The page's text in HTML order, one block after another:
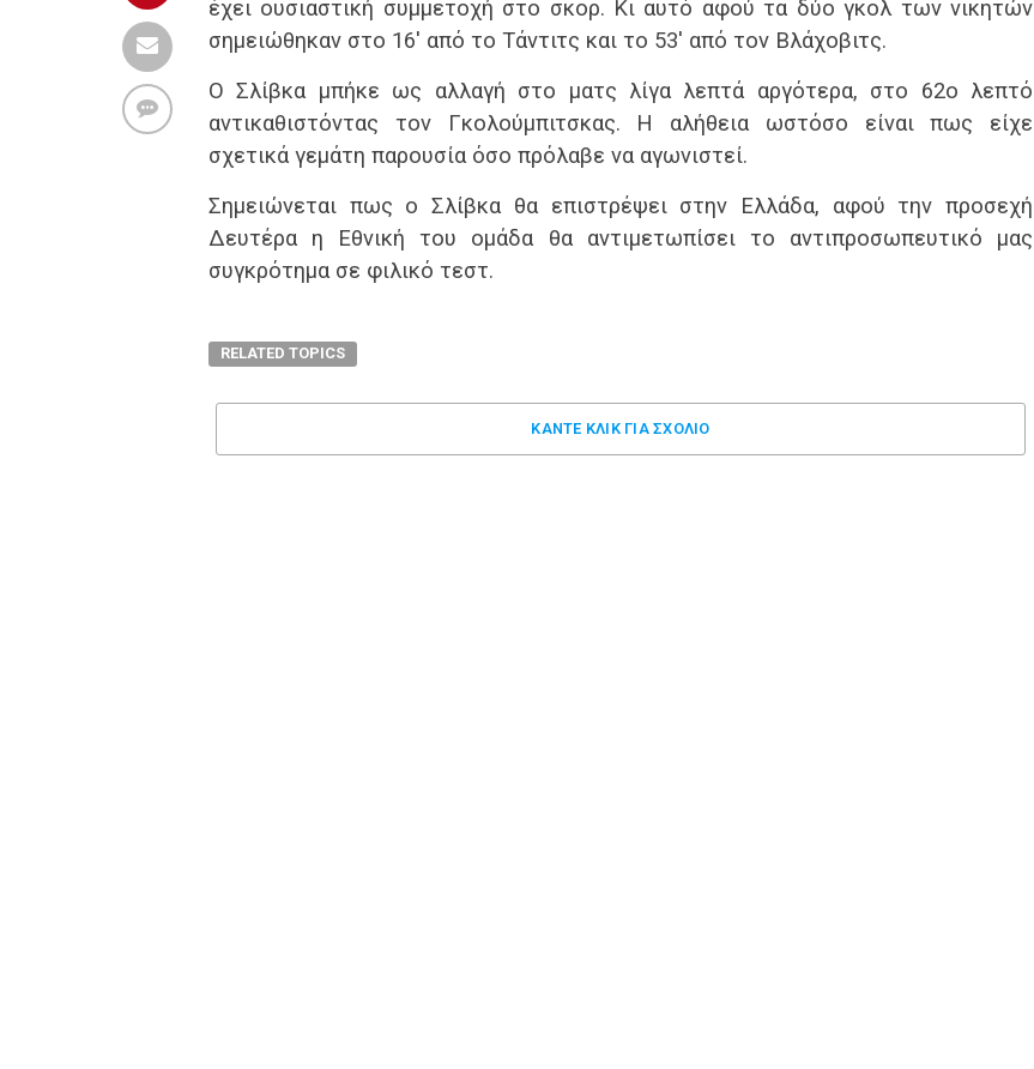
έχει ουσιαστική συμμετοχή στο σκορ. Κι αυτό αφού τα δύο γκολ των νικητών
σημειώθηκαν στο 16′ από το Τάντιτς και το 53′ από τον Βλάχοβιτς.
Ο Σλίβκα μπήκε ως αλλαγή στο ματς λίγα λεπτά αργότερα, στο 62ο λεπτό
αντικαθιστόντας τον Γκολούμπιτσκας. Η αλήθεια ωστόσο είναι πως είχε
σχετικά γεμάτη παρουσία όσο πρόλαβε να αγωνιστεί.
Σημειώνεται πως ο Σλίβκα θα επιστρέψει στην Ελλάδα, αφού την προσεχή
Δευτέρα η Εθνική του ομάδα θα αντιμετωπίσει το αντιπροσωπευτικό μας
συγκρότημα σε φιλικό τεστ.
RELATED TOPICS
ΚΑΝΤΕ ΚΛΊΚ ΓΙΑ ΣΧΌΛΙΟ